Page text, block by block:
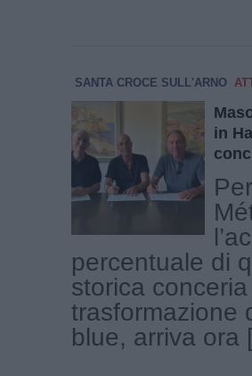
SANTA CROCE SULL'ARNO
in
percentuale di
storica
trasformazione
blue, arriva ora